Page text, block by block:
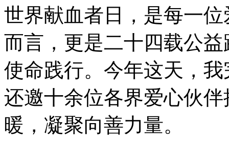
世界献血者日，是每一
而言，更是二十四载公
使命践行。今年这天，
还邀十余位各界爱心伙
暖，凝聚向善力量。